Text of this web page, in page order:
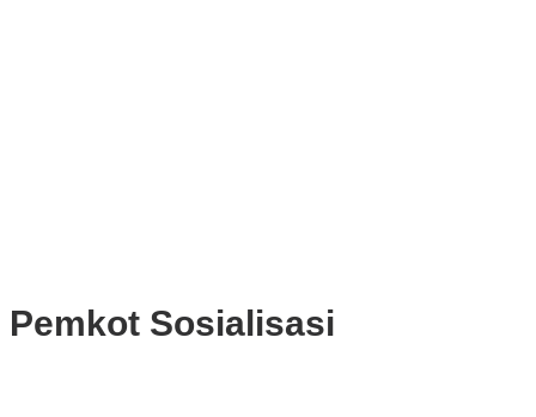
Pemkot Sosialisasi